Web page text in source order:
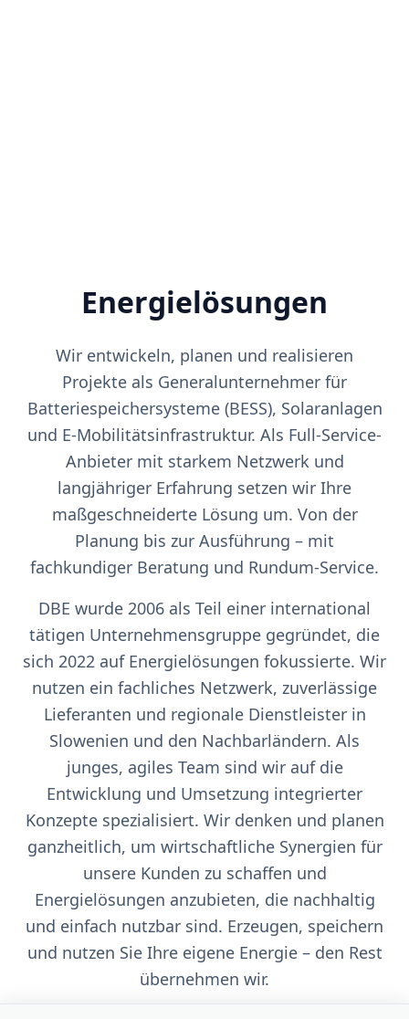
Energielösungen
Wir entwickeln, planen und realisieren
Projekte als Generalunternehmer für
Batteriespeichersysteme (BESS), Solaranlagen
und E-Mobilitätsinfrastruktur. Als Full-Service-
Anbieter mit starkem Netzwerk und
langjähriger Erfahrung setzen wir Ihre
maßgeschneiderte Lösung um. Von der
Planung bis zur Ausführung – mit
fachkundiger Beratung und Rundum-Service.
DBE wurde 2006 als Teil einer international
tätigen Unternehmensgruppe gegründet, die
sich 2022 auf Energielösungen fokussierte. Wir
nutzen ein fachliches Netzwerk, zuverlässige
Lieferanten und regionale Dienstleister in
Slowenien und den Nachbarländern. Als
junges, agiles Team sind wir auf die
Entwicklung und Umsetzung integrierter
Konzepte spezialisiert. Wir denken und planen
ganzheitlich, um wirtschaftliche Synergien für
unsere Kunden zu schaffen und
Energielösungen anzubieten, die nachhaltig
und einfach nutzbar sind. Erzeugen, speichern
und nutzen Sie Ihre eigene Energie – den Rest
übernehmen wir.